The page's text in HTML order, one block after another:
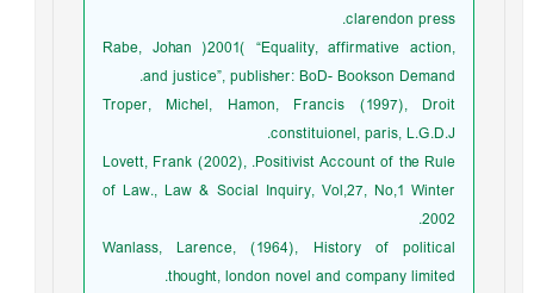
clarendon press.
Rabe, Johan )2001( “Equality, affirmative action,
and justice”, publisher: BoD- Bookson Demand.
Troper, Michel, Hamon, Francis (1997), Droit
constituionel, paris, L.G.D.J.
Lovett, Frank (2002), .Positivist Account of the Rule
of Law., Law & Social Inquiry, Vol,27, No,1 Winter
2002.
Wanlass, Larence, (1964), History of political
thought, london novel and company limited.